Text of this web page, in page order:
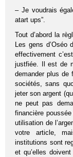
– Je voudrais
atart ups”.
Tout d’abord la
Les gens d’Oséo
effectivement
justfiée. Il est de
demander plus de
sociétés, sans
jeter son argent
ne peut pas
financière
utilisation de
votre article,
institutions sont
et qu’elles